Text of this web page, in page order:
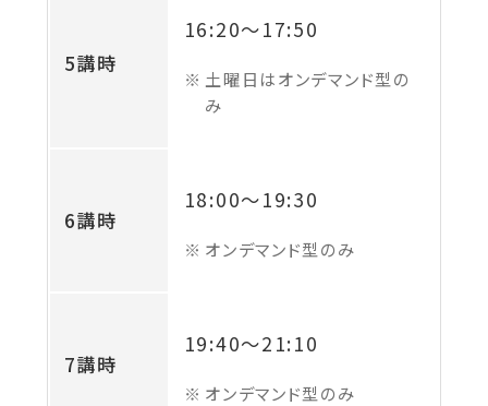
5講時
16:20～17:50
土曜日はオンデマンド型の
み
6講時
18:00～19:30
オンデマンド型のみ
7講時
19:40～21:10
オンデマンド型のみ